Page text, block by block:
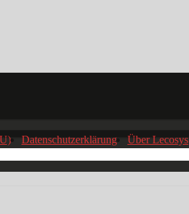
Datenschutzerklärung
Über Lecosys